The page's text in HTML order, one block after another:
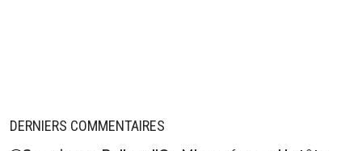
DERNIERS COMMENTAIRES